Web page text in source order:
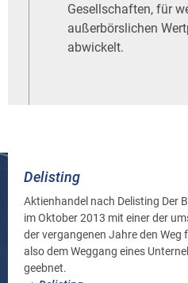
Gesellschaften, für
außerbörslichen
abwickelt.
Delisting
Aktienhandel nach Delisting Der
im Oktober 2013 mit einer der
der vergangenen Jahre den Weg
also dem Weggang eines
geebnet.